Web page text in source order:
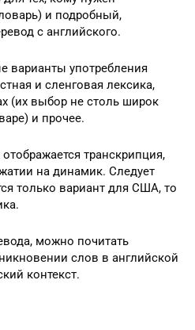
и подробный,
с английского.
употребления
и сленговая лексика,
(их выбор не столь широк
и прочее.
транскрипция,
на динамик. Следует
только вариант для США, то
можно почитать
слов в английской
контекст.